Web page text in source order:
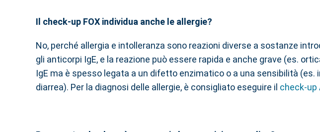
Il check-up FOX individua anche le allergie?
No, perché allergia e intolleranza sono reazioni diverse a sostanze
gli anticorpi IgE, e la reazione può essere rapida e anche grave (es.
IgE ma è spesso legata a un difetto enzimatico o a una sensibilità
diarrea). Per la diagnosi delle allergie, è consigliato eseguire il check-up